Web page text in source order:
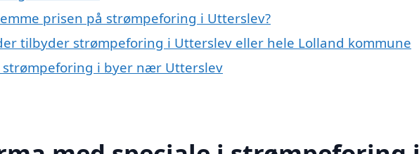
prisen på strømpeforing i Utterslev?
tilbyder strømpeforing i Utterslev eller hele Lolland kommune
strømpeforing i byer nær Utterslev